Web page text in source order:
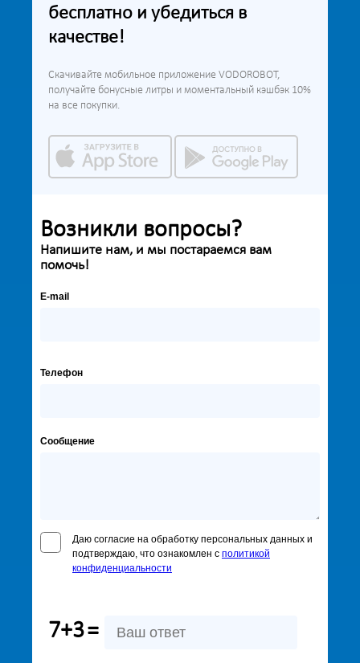
бесплатно и убедиться в
качестве!
Скачивайте мобильное приложение VODOROBOT,
получайте бонусные литры и моментальный кэшбэк 10%
на все покупки.
Возникли вопросы?
Напишите нам, и мы постараемся вам
помочь!
E-mail
Телефон
Сообщение
Даю согласие на обработку персональных данных и
подтверждаю, что ознакомлен с политикой
конфиденциальности
7+3=